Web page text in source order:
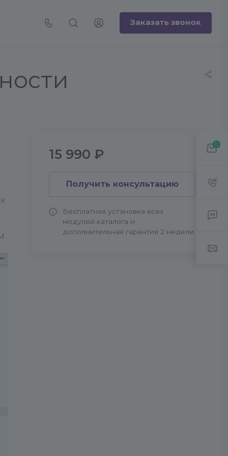
Заказать звонок
15 990 ₽
Получить консультацию
Бесплатная установка всех
модулей каталога и
дополнительная гарантия 2 недели
0